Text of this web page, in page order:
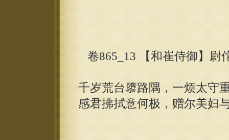
卷865_13 【和崔侍御】尉
千岁荒台隳路隅，一烦太守
感君拂拭意何极，赠尔美妇